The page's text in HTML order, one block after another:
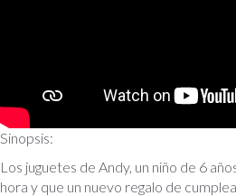
Sinopsis:
Los juguetes de Andy, un niño de 6
hora y que un nuevo regalo de